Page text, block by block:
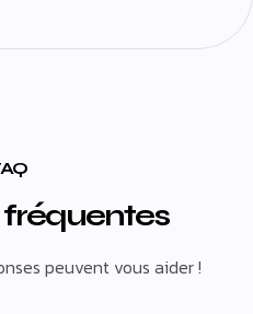
peuvent vous aider !